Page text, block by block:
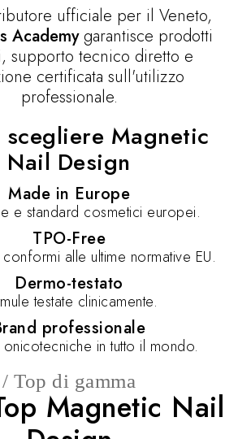
ufficiale per il Veneto,
Academygarantisce prodotti
supporto tecnico diretto e
certificata sull'utilizzo
professionale.
scegliere Magnetic
Nail Design
Made in Europe
e standard cosmetici europei.
TPO-Free
alle ultime normative EU.
Dermo-testato
testate clinicamente.
professionale
in tutto il mondo.
/ Top di gamma
Magnetic Nail